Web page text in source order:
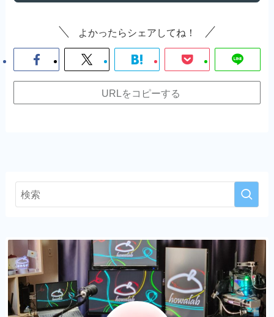
よかったらシェアしてね！
URLをコピーする